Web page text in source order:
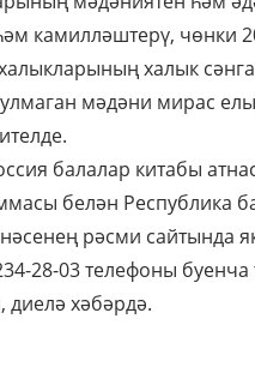
камилләштерү, чөнки
халык
мәдәни мирас
балалар китабы
белән Республика
рәсми сайтында
28-03 телефоны
диелә хәбәрдә.